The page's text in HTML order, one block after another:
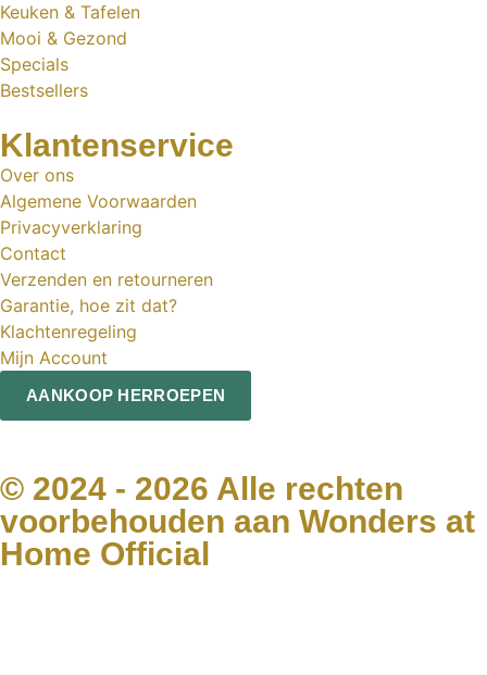
Keuken & Tafelen
Mooi & Gezond
Specials
Bestsellers
Klantenservice
Over ons
Algemene Voorwaarden
Privacyverklaring
Contact
Verzenden en retourneren
Garantie, hoe zit dat?
Klachtenregeling
Mijn Account
AANKOOP HERROEPEN
© 2024 - 2026 Alle rechten
voorbehouden aan Wonders at
Home Official